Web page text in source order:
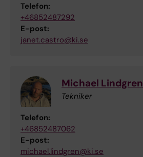
Telefon:
+46852487292
E-post:
janet.castro@ki.se
Michael Lindgren
Tekniker
Telefon:
+46852487062
E-post:
michael.lindgren@ki.se